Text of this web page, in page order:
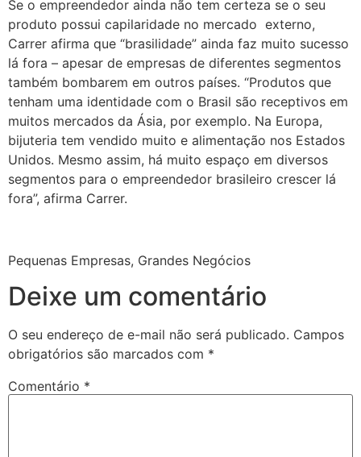
Se o empreendedor ainda não tem certeza se o seu
produto possui capilaridade no mercado externo,
Carrer afirma que “brasilidade” ainda faz muito sucesso
lá fora – apesar de empresas de diferentes segmentos
também bombarem em outros países. “Produtos que
tenham uma identidade com o Brasil são receptivos em
muitos mercados da Ásia, por exemplo. Na Europa,
bijuteria tem vendido muito e alimentação nos Estados
Unidos. Mesmo assim, há muito espaço em diversos
segmentos para o empreendedor brasileiro crescer lá
fora”, afirma Carrer.
Pequenas Empresas, Grandes Negócios
Deixe um comentário
O seu endereço de e-mail não será publicado. Campos
obrigatórios são marcados com *
Comentário *